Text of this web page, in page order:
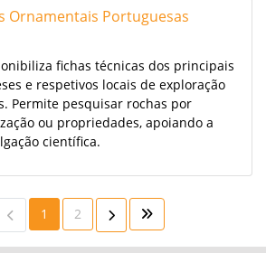
Ornamentais Portuguesas
fichas técnicas dos principais
e respetivos locais de exploração
Permite pesquisar rochas por
ou propriedades, apoiando a
científica.
1 2